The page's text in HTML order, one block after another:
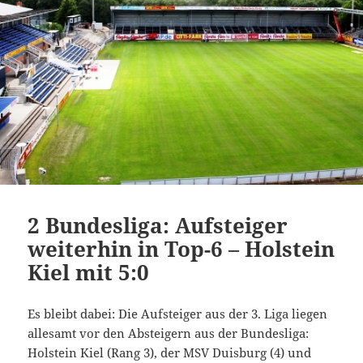
2 Bundesliga: Aufsteiger
weiterhin in Top-6 – Holstein
Kiel mit 5:0
Es bleibt dabei: Die Aufsteiger aus der 3. Liga liegen
allesamt vor den Absteigern aus der Bundesliga:
Holstein Kiel (Rang 3), der MSV Duisburg (4) und